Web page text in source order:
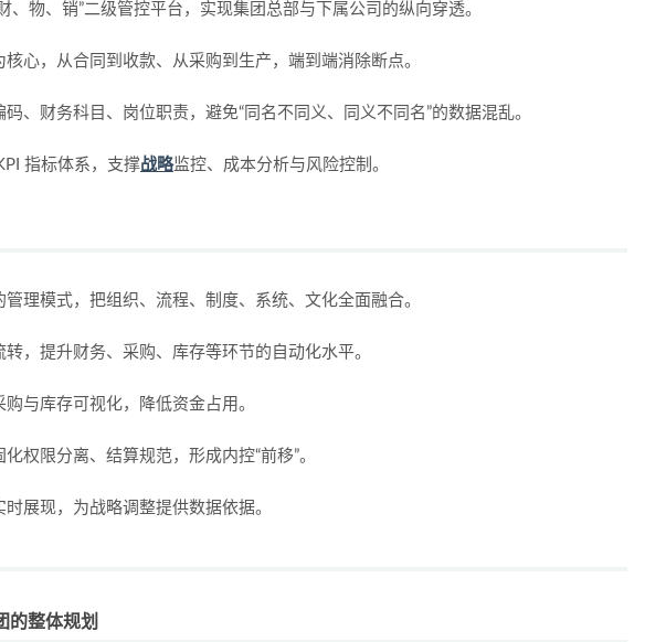
、物、销”二级管控平台，实现集团总部与下属公司的纵向穿透。
核心，从合同到收款、从采购到生产，端到端消除断点。
码、财务科目、岗位职责，避免“同名不同义、同义不同名”的数据混乱。
指标体系，支撑战略监控、成本分析与风险控制。
管理模式，把组织、流程、制度、系统、文化全面融合。
转，提升财务、采购、库存等环节的自动化水平。
购与库存可视化，降低资金占用。
权限分离、结算规范，形成内控“前移”。
时展现，为战略调整提供数据依据。
的整体规划